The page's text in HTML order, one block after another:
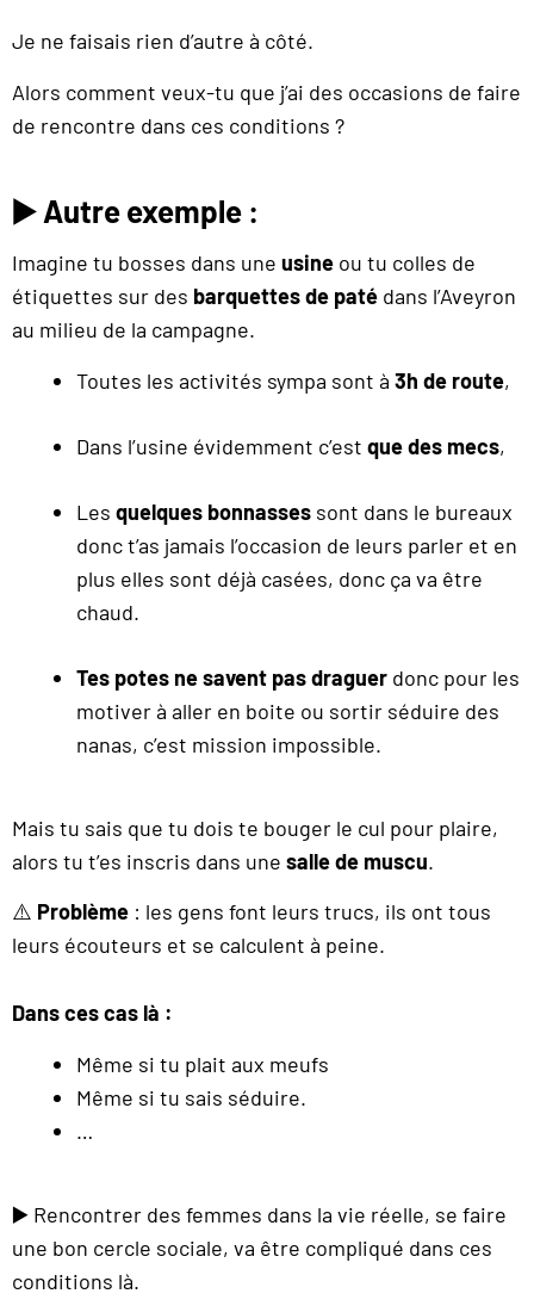
Je ne faisais rien d’autre à côté.
Alors comment veux-tu que j’ai des occasions de faire
de rencontre dans ces conditions ?
▶️Autre exemple :
Imagine tu bosses dans une usine ou tu colles de
étiquettes sur des barquettes de paté dans l’Aveyron
au milieu de la campagne.
Toutes les activités sympa sont à 3h de route,
Dans l’usine évidemment c’est que des mecs,
Les quelques bonnasses sont dans le bureaux
donc t’as jamais l’occasion de leurs parler et en
plus elles sont déjà casées, donc ça va être
chaud.
Tes potes ne savent pas draguer donc pour les
motiver à aller en boite ou sortir séduire des
nanas, c’est mission impossible.
Mais tu sais que tu dois te bouger le cul pour plaire,
alors tu t’es inscris dans une salle de muscu.
⚠️ Problème : les gens font leurs trucs, ils ont tous
leurs écouteurs et se calculent à peine.
Dans ces cas là :
Même si tu plait aux meufs
Même si tu sais séduire.
…
▶️ Rencontrer des femmes dans la vie réelle, se faire
une bon cercle sociale, va être compliqué dans ces
conditions là.